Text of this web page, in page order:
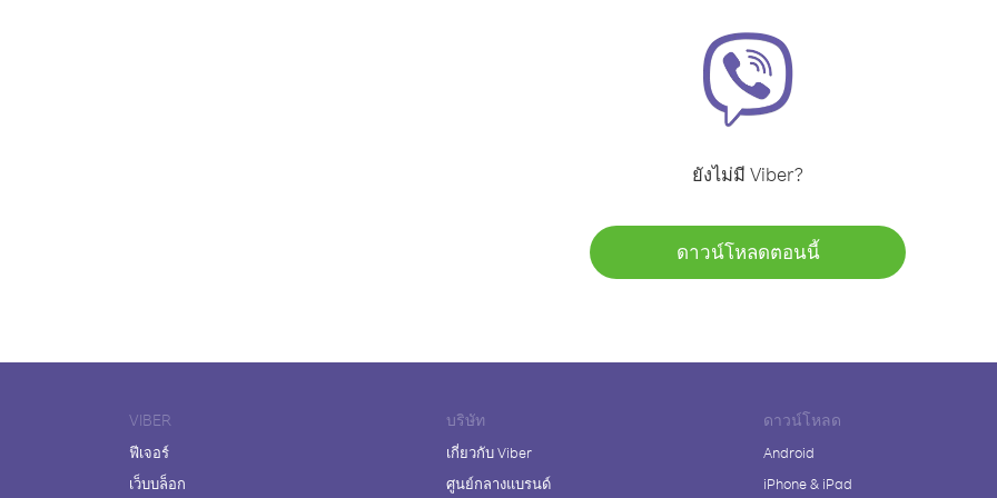
ยังไม่มี Viber?
ดาวน์โหลดตอนนี้
VIBER
ฟีเจอร์
เว็บบล็อก
บริษัท
เกี่ยวกับ Viber
ศูนย์กลางแบรนด์
ดาวน์โหลด
Android
iPhone & iPad